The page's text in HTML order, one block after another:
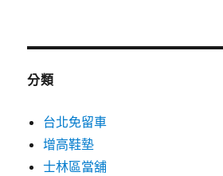
分類
台北免留車
增高鞋墊
士林區當舖